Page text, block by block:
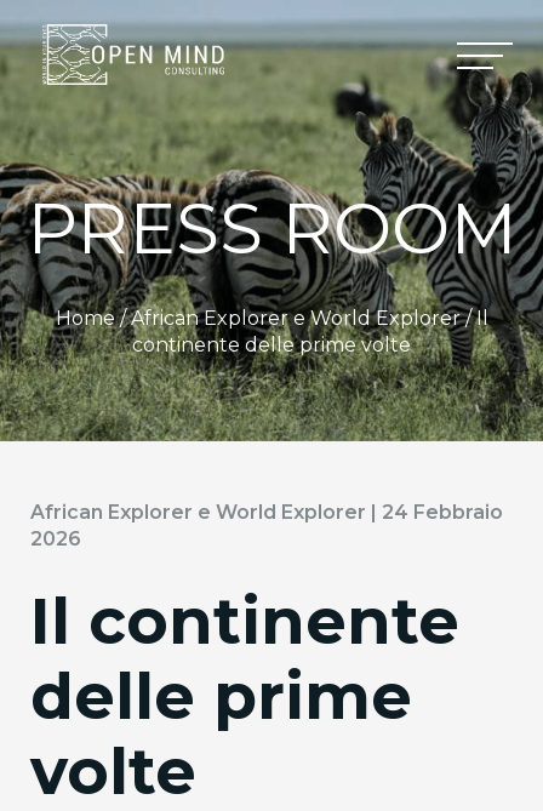
PRESS ROOM
Home /African Explorer e World Explorer/ Il
continente delle prime volte
African Explorer e World Explorer | 24 Febbraio
2026
Il continente
delle prime
volte